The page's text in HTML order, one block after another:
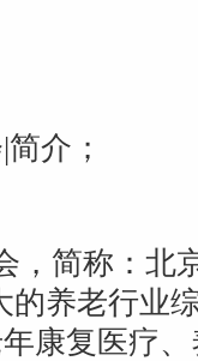
介；
，简称：北
养老行业
康复医疗